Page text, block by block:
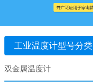
工业温度计型号分类
双金属温度计